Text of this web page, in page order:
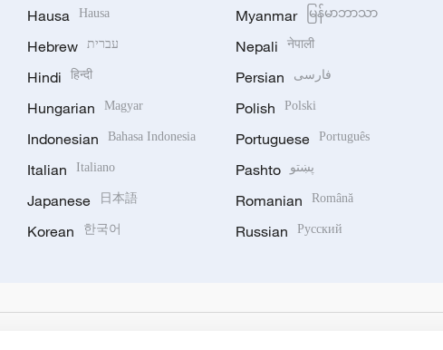
Hausa Hausa
Hebrew עברית
Hindi हिन्दी
Hungarian Magyar
Indonesian Bahasa Indonesia
Italian Italiano
Japanese 日本語
Korean 한국어
Myanmar မြန်မာဘာသာ
Nepali नेपाली
Persian فارسی
Polish Polski
Portuguese Português
Pashto پښتو
Romanian Română
Russian Русский